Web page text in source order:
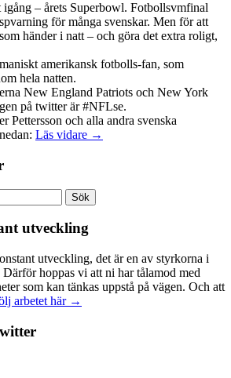
– årets Superbowl. Fotbollsvmfinal
för många svenskar. Men för att
händer i natt – och göra det extra roligt,
amerikansk fotbolls-fan, som
hela natten.
New England Patriots och New York
på twitter är #NFLse.
Pettersson och alla andra svenska
Läs vidare →
utveckling
utveckling, det är en av styrkorna i
hoppas vi att ni har tålamod med
som kan tänkas uppstå på vägen. Och att
arbetet här →